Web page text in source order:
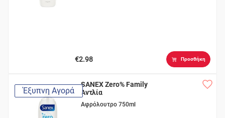
€2.98 Προσθήκη
Έξυπνη Αγορά
SANEX Zero% Family
Αντλία
Αφρόλουτρο 750ml